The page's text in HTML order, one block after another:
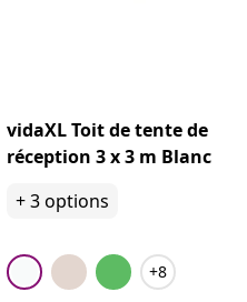
vidaXL Toit de tente de
réception 3 x 3 m Blanc
+3options
+8